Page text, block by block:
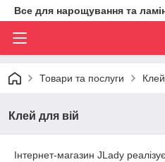
Все для нарощування та
Товари та послуги
Клей для вій
Інтернет-магазин JLady